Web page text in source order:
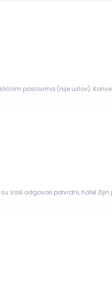
poslovima (nije uslov);
odgovori potvrdni, hotel Zijin